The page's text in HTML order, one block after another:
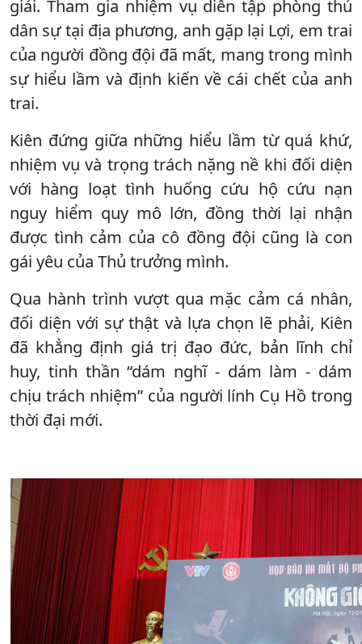
giải. Tham gia nhiệm vụ diễn tập phòng thủ
dân sự tại địa phương, anh gặp lại Lợi, em trai
của người đồng đội đã mất, mang trong mình
sự hiểu lầm và định kiến về cái chết của anh
trai.
Kiên đứng giữa những hiểu lầm từ quá khứ,
nhiệm vụ và trọng trách nặng nề khi đối diện
với hàng loạt tình huống cứu hộ cứu nạn
nguy hiểm quy mô lớn, đồng thời lại nhận
được tình cảm của cô đồng đội cũng là con
gái yêu của Thủ trưởng mình.
Qua hành trình vượt qua mặc cảm cá nhân,
đối diện với sự thật và lựa chọn lẽ phải, Kiên
đã khẳng định giá trị đạo đức, bản lĩnh chỉ
huy, tinh thần “dám nghĩ - dám làm - dám
chịu trách nhiệm” của người lính Cụ Hồ trong
thời đại mới.